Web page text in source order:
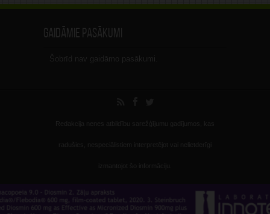
Gaidāmie pasākumi
Šobrīd nav gaidāmo pasākumi.
Redakcija nenes atbildību sarežģījumu gadījumos, kas